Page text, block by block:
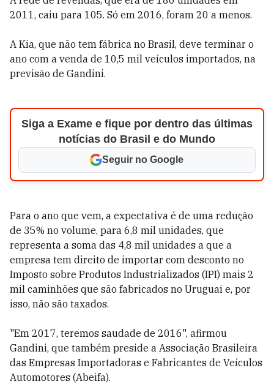
2011, caiu para 105. Só em 2016, foram 20 a menos.
A Kia, que não tem fábrica no Brasil, deve terminar o
ano com a venda de 10,5 mil veículos importados, na
previsão de Gandini.
Siga a Exame e fique por dentro das últimas
notícias do Brasil e do Mundo
Seguir no Google
Para o ano que vem, a expectativa é de uma redução
de 35% no volume, para 6,8 mil unidades, que
representa a soma das 4,8 mil unidades a que a
empresa tem direito de importar com desconto no
Imposto sobre Produtos Industrializados (IPI) mais 2
mil caminhões que são fabricados no Uruguai e, por
isso, não são taxados.
"Em 2017, teremos saudade de 2016", afirmou
Gandini, que também preside a Associação Brasileira
das Empresas Importadoras e Fabricantes de Veículos
Automotores (Abeifa).